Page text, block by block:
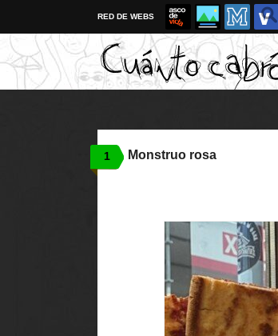
RED DE WEBS
1 Monstruo rosa